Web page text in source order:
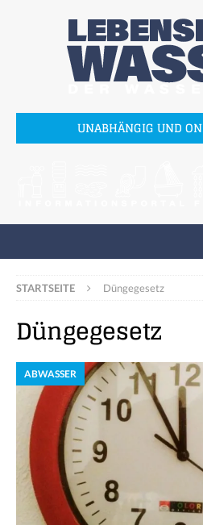
UNABHÄNGIG UND
STARTSEITE Düngegesetz
Düngegesetz
ABWASSER